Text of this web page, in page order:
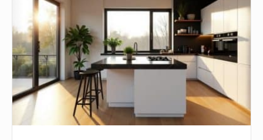
cuisine
Belgique
:
comment
allier
design